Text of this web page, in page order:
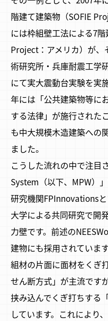
階建て建築物（SOFIE
には枠組壁工法による7
Project：アメリカ）が、
術研究所・兵庫耐震工学
にて実大震動台実験を実
年には「公共建築物等に
する法律」が施行された
も中大規模木造建築への
ました。
こうした流れの中で注
System（以下、MPW）
研究機関FPInnovations
大学による共同研究で開
力壁です。前述の
建物にも採用されていま
組材の片面に面材をくぎ
せん断方式」が主流です
挟み込んでくぎ打ちする
しています。これにより